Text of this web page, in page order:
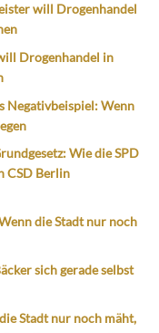
will Drogenhandel
Drogenhandel in
Negativbeispiel: Wenn
Wie die SPD
CSD Berlin
die Stadt nur noch
sich gerade selbst
Stadt nur noch mäht,